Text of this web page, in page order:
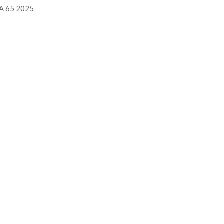
65 2025